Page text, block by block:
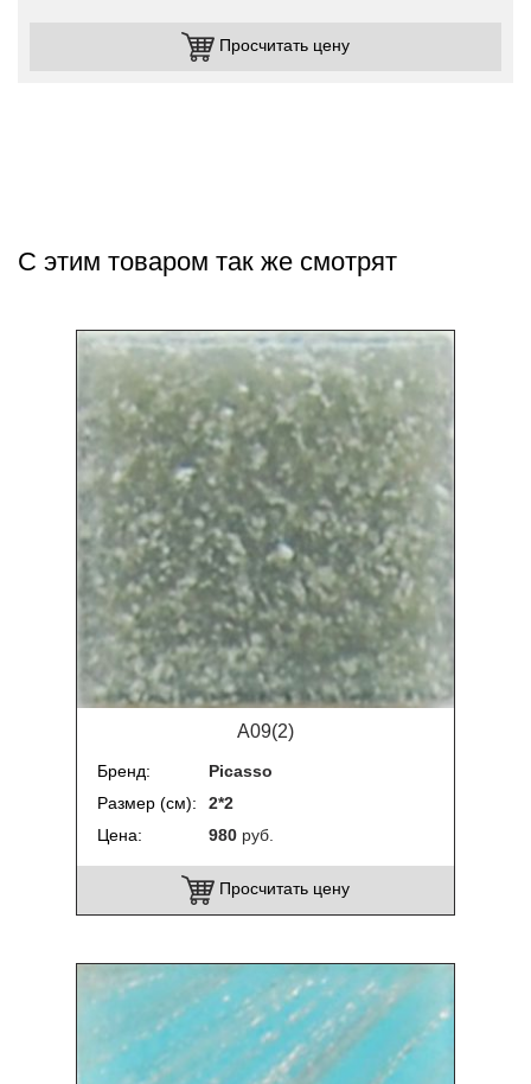
Просчитать цену
С этим товаром так же смотрят
A09(2)
Бренд
Picasso
Размер (см)
2*2
Цена
980 руб.
Просчитать цену